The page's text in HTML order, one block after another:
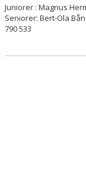
KALENDER
Juniorer : Magnus
Seniorer: Bert-Ola
790 533